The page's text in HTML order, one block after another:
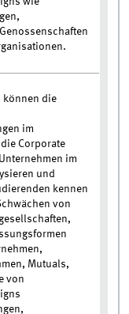
können die
im
Corporate
im
und
kennen
von
Mutuals,
von